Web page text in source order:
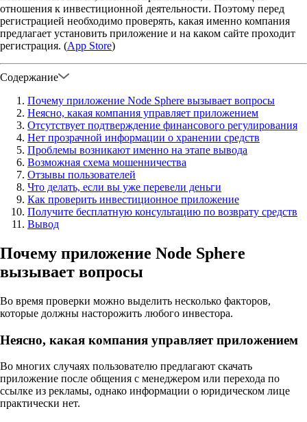
отношения к инвестиционной деятельности. Поэтому перед
регистрацией необходимо проверять, какая именно компания
предлагает установить приложение и на каком сайте проходит
регистрация. (App Store)
Содержание
Почему приложение Node Sphere вызывает вопросы
Неясно, какая компания управляет приложением
Отсутствует подтверждение финансового регулирования
Нет прозрачной информации о хранении средств
Проблемы возникают именно на этапе вывода
Возможная схема мошенничества
Отзывы пользователей
Что делать, если вы уже перевели деньги
Как проверить инвестиционное приложение
Получите бесплатную консультацию по возврату средств
Вывод
Почему приложение Node Sphere
вызывает вопросы
Во время проверки можно выделить несколько факторов,
которые должны насторожить любого инвестора.
Неясно, какая компания управляет приложением
Во многих случаях пользователю предлагают скачать
приложение после общения с менеджером или перехода по
ссылке из рекламы, однако информации о юридическом лице
практически нет.